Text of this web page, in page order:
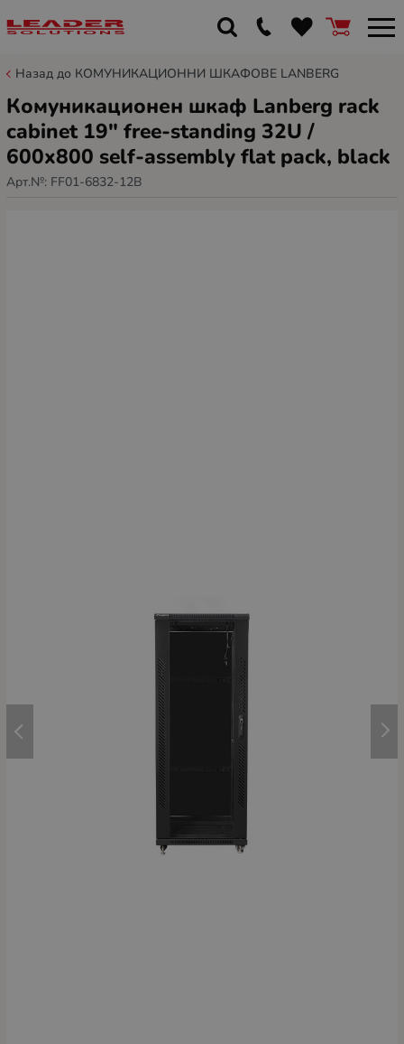
Назад до КОМУНИКАЦИОННИ ШКАФОВЕ LANBERG
Комуникационен шкаф Lanberg rack
cabinet 19" free-standing 32U /
600x800 self-assembly flat pack, black
Арт.№: FF01-6832-12B